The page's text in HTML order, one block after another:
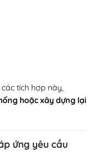
tích hợp này,
hoặc xây dựng lại
ứng yêu cầu